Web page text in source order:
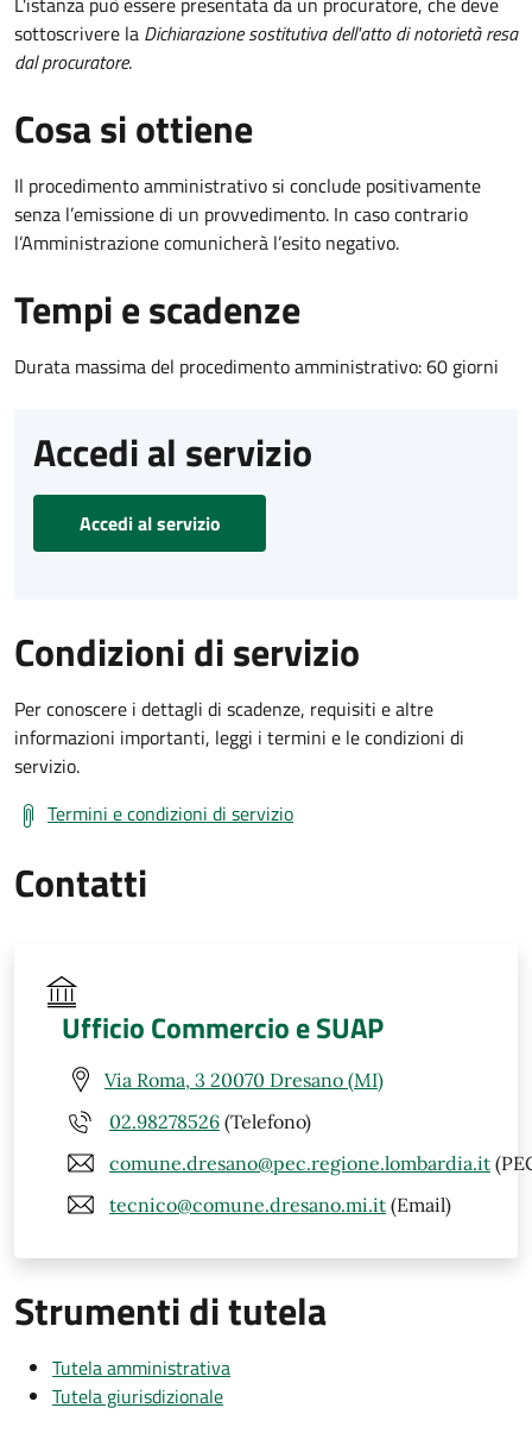
sottoscrivere la Dichiarazione sostitutiva dell'atto di notorietà resa
dal procuratore.
Cosa si ottiene
Il procedimento amministrativo si conclude positivamente
senza l’emissione di un provvedimento. In caso contrario
l’Amministrazione comunicherà l’esito negativo.
Tempi e scadenze
Durata massima del procedimento amministrativo: 60 giorni
Accedi al servizio
Accedi al servizio
Condizioni di servizio
Per conoscere i dettagli di scadenze, requisiti e altre
informazioni importanti, leggi i termini e le condizioni di
servizio.
Termini e condizioni di servizio
Contatti
Ufficio Commercio e SUAP
Via Roma, 3 20070 Dresano (MI)
02.98278526 (Telefono)
comune.dresano@pec.regione.lombardia.it
tecnico@comune.dresano.mi.it (Email)
Strumenti di tutela
Tutela amministrativa
Tutela giurisdizionale